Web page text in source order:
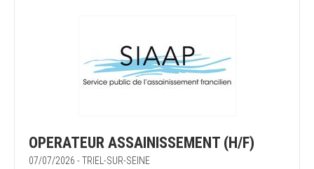
OPERATEUR ASSAINISSEMENT (H/F)
07/07/2026 - TRIEL-SUR-SEINE